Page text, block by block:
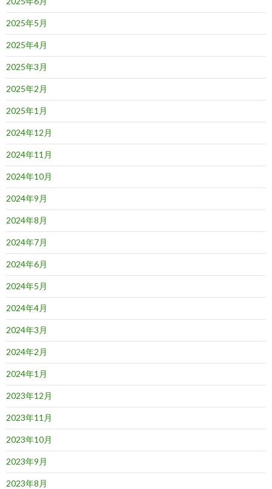
2025年5月
2025年4月
2025年3月
2025年2月
2025年1月
2024年12月
2024年11月
2024年10月
2024年9月
2024年8月
2024年7月
2024年6月
2024年5月
2024年4月
2024年3月
2024年2月
2024年1月
2023年12月
2023年11月
2023年10月
2023年9月
2023年8月